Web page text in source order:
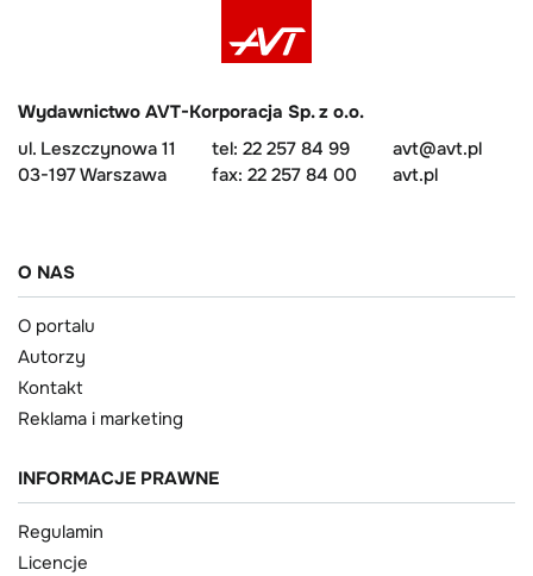
Wydawnictwo AVT-Korporacja Sp. z o.o.
ul. Leszczynowa 11
03-197 Warszawa
tel: 22 257 84 99
fax: 22 257 84 00
avt@avt.pl
avt.pl
O NAS
O portalu
Autorzy
Kontakt
Reklama i marketing
INFORMACJE PRAWNE
Regulamin
Licencje